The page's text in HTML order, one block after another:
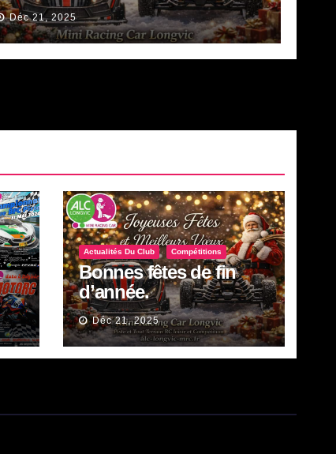
Déc 21, 2025
Actualités Du Club Compétitions
Bonnes fêtes de fin
d’année.
Déc 21, 2025